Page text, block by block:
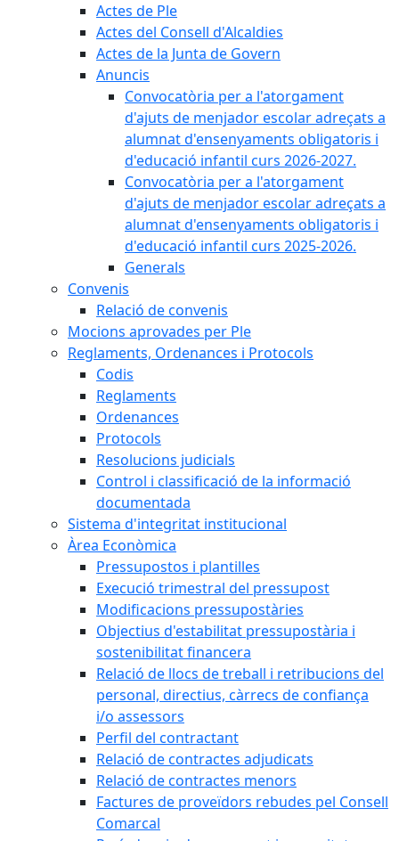
Actes de Ple
Actes del Consell d'Alcaldies
Actes de la Junta de Govern
Anuncis
Convocatòria per a l'atorgament
d'ajuts de menjador escolar adreçats a
alumnat d'ensenyaments obligatoris i
d'educació infantil curs 2026-2027.
Convocatòria per a l'atorgament
d'ajuts de menjador escolar adreçats a
alumnat d'ensenyaments obligatoris i
d'educació infantil curs 2025-2026.
Generals
Convenis
Relació de convenis
Mocions aprovades per Ple
Reglaments, Ordenances i Protocols
Codis
Reglaments
Ordenances
Protocols
Resolucions judicials
Control i classificació de la informació
documentada
Sistema d'integritat institucional
Àrea Econòmica
Pressupostos i plantilles
Execució trimestral del pressupost
Modificacions pressupostàries
Objectius d'estabilitat pressupostària i
sostenibilitat financera
Relació de llocs de treball i retribucions del
personal, directius, càrrecs de confiança
i/o assessors
Perfil del contractant
Relació de contractes adjudicats
Relació de contractes menors
Factures de proveïdors rebudes pel Consell
Comarcal